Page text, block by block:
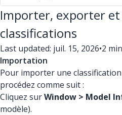
Importer, exporter
classifications
Last updated: juil. 15, 2026•2
Importation
Pour importer une
procédez comme suit :
Cliquez surWindow > Model
modèle).